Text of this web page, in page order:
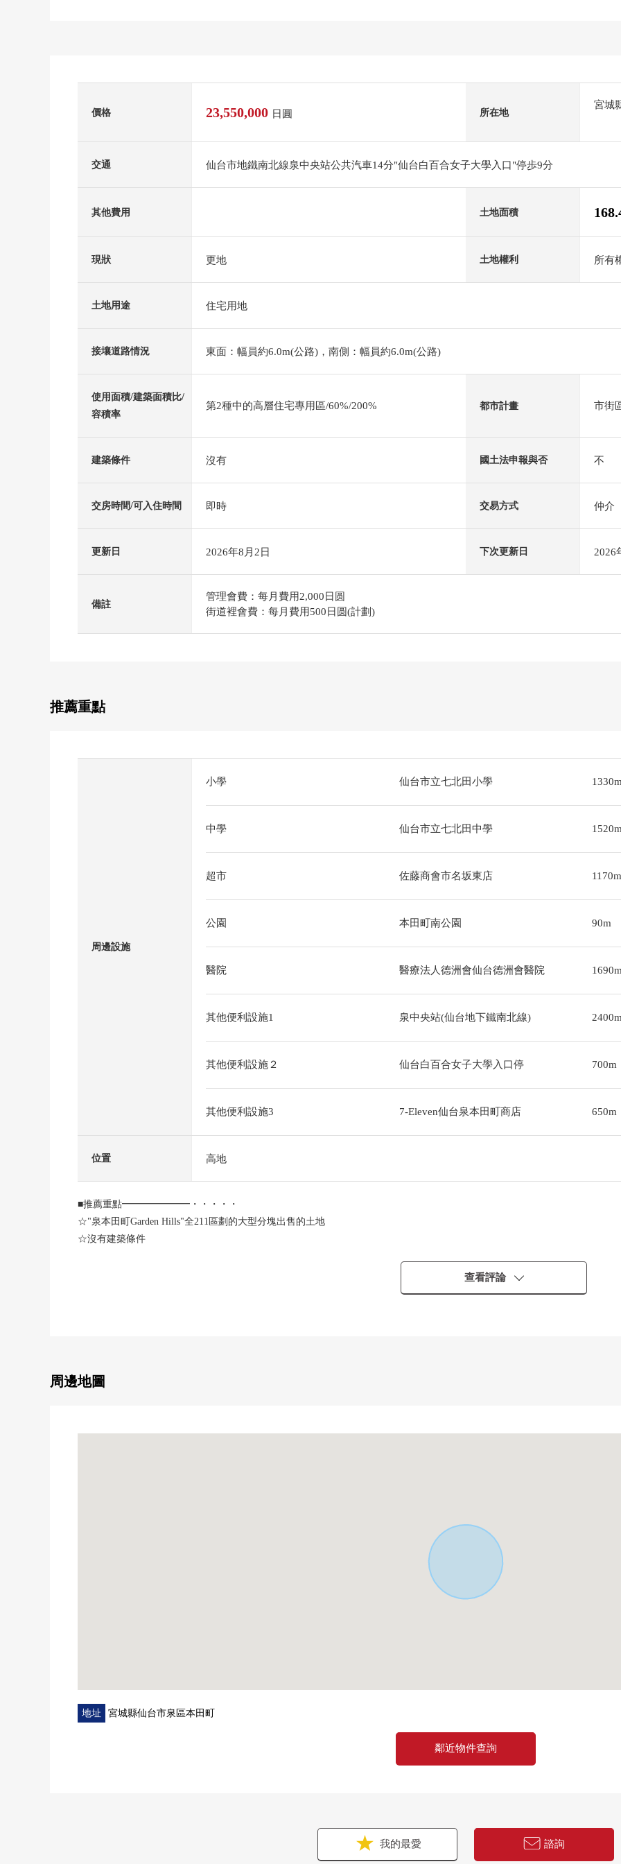
價格 23,550,000 日圓 所在地
宮城
交通 仙台市地鐵南北線泉中央站公共汽車14分"仙台白百合女子大學入口"停歩9分
其他費用 土地面積
現狀 更地 土地權利 所有
土地用途 住宅用地
接壤道路情況 東面：幅員約6.0m(公路)，南側：幅員約6.0m(公路)
使用面積/建築面積比/
容積率
第2種中的高層住宅專用區/60%/200% 都市計畫 市街
建築條件 沒有 國土法申報與否 不
交房時間/可入住時間 即時 交易方式 仲介
更新日 2026年8月2日 下次更新日 2026
備註
管理會費：每月費用2,000日圆
街道裡會費：每月費用500日圆(計劃)
推薦重點
周邊設施
小學 仙台市立七北田小學
中學 仙台市立七北田中學
超市 佐藤商會市名坂東店 1170m
公園 本田町南公園 90m
醫院 醫療法人德洲會仙台德洲會醫院
其他便利設施1 泉中央站(仙台地下鐵南北線)
其他便利設施２ 仙台白百合女子大學入口停 700m
其他便利設施3 7-Eleven仙台泉本田町商店 650m
位置 高地
■推薦重點━━━━━━━・・・・・
☆"泉本田町Garden Hills"全211區劃的大型分塊出售的土地
☆沒有建築條件
[周邊設施]
查看評論
周邊地圖
地址 宮城縣仙台市泉區本田町
鄰近物件查詢
我的最愛 諮詢